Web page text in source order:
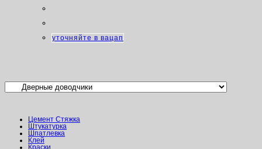
уточняйте в вацап
Цемент Стяжка
Штукатурка
Шпатлевка
Клей
Краски